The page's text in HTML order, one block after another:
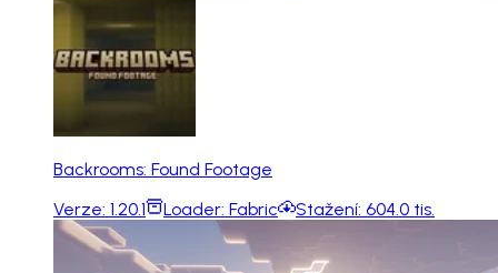
Backrooms: Found Footage
Verze: 1.20.1 Loader: Fabric Stažení: 604.0 tis.